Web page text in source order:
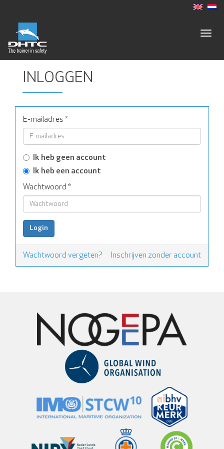
INLOGGEN
E-mailadres *
Ik heb geen account
Ik heb een account
Wachtwoord *
Wachtwoord vergeten? Inschrijven zonder account